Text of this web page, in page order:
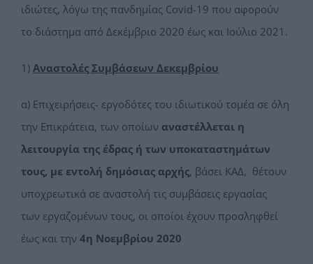
ιδιώτες, λόγω της πανδημίας Covid-19 που αφορούν
το διάστημα από Δεκέμβριο 2020 έως και Ιούλιο 2021.
1) Αναστολές Συμβάσεων Δεκεμβρίου
α) Επιχειρήσεις- εργοδότες του ιδιωτικού τομέα σε όλη
την Επικράτεια, των οποίων αναστέλλεται η
λειτουργία της έδρας ή των υποκαταστημάτων
τους, με εντολή δημόσιας αρχής, βάσει ΚΑΔ, θέτουν
υποχρεωτικά σε αναστολή τις συμβάσεις εργασίας
των εργαζομένων τους, οι οποίοι έχουν προσληφθεί
έως και την 4η Νοεμβρίου 2020